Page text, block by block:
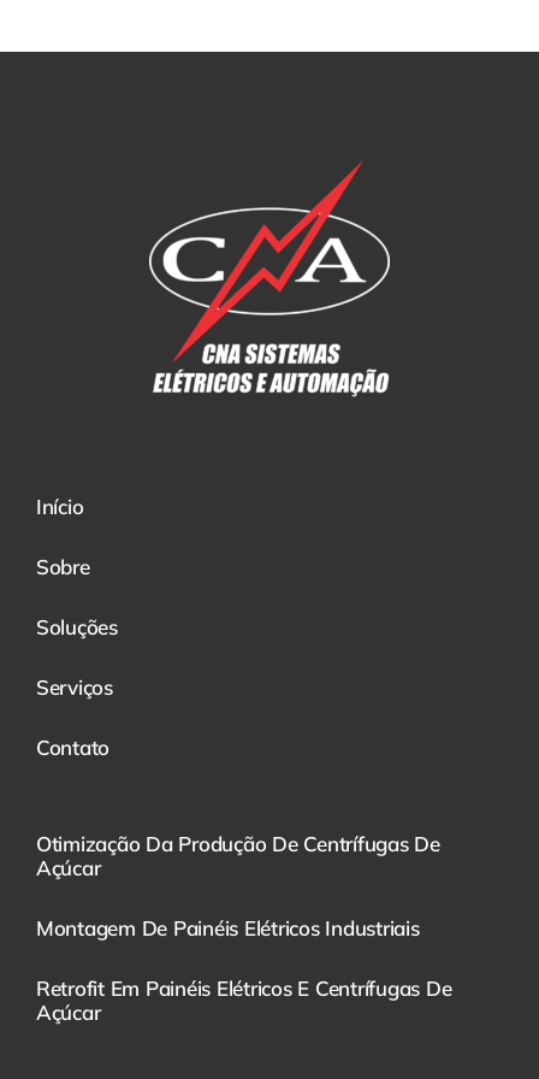
Início
Sobre
Soluções
Serviços
Contato
Otimização Da Produção De Centrífugas De
Açúcar
Montagem De Painéis Elétricos Industriais
Retrofit Em Painéis Elétricos E Centrífugas De
Açúcar